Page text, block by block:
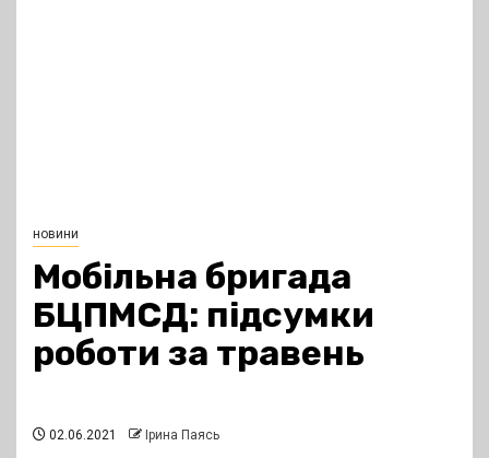
новини
Мобільна бригада
БЦПМСД: підсумки
роботи за травень
02.06.2021 Ірина Паясь